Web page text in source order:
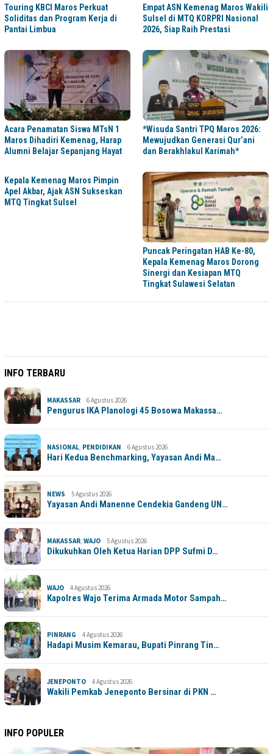
Touring KBCI Maros Perkuat
Soliditas dan Program Kerja di
Pantai Limbua
Empat ASN Kemenag Maros Wakili
Sulsel di MTQ KORPRI Nasional
2026, Siap Raih Prestasi
Acara Penamatan Siswa MTsN 1
Maros Dihadiri Kemenag, Harap
Alumni Belajar Sepanjang Hayat
*Wisuda Santri TPQ Maros 2026:
Mewujudkan Generasi Qur’ani
dan Berakhlakul Karimah*
Kepala Kemenag Maros Pimpin
Apel Akbar, Ajak ASN Sukseskan
MTQ Tingkat Sulsel
Puncak Peringatan HAB Ke-80,
Kepala Kemenag Maros Dorong
Sinergi dan Kesiapan MTQ
Tingkat Sulawesi Selatan
INFO TERBARU
MAKASSAR 6 Agustus 2026
Pengurus IKA Planologi 45 Bosowa Makassa…
NASIONAL PENDIDIKAN 6 Agustus 2026
Hari Kedua Benchmarking, Yayasan Andi Ma…
NEWS 5 Agustus 2026
Yayasan Andi Manenne Cendekia Gandeng UN…
MAKASSAR WAJO 5 Agustus 2026
Dikukuhkan Oleh Ketua Harian DPP Sufmi D…
WAJO 4 Agustus 2026
Kapolres Wajo Terima Armada Motor Sampah…
PINRANG 4 Agustus 2026
Hadapi Musim Kemarau, Bupati Pinrang Tin…
JENEPONTO 4 Agustus 2026
Wakili Pemkab Jeneponto Bersinar di PKN …
INFO POPULER